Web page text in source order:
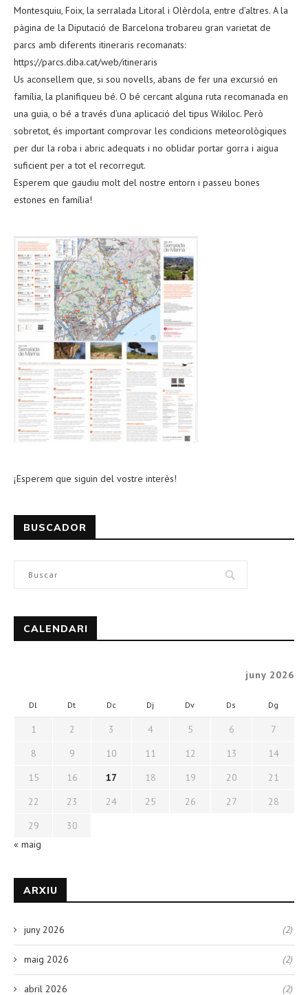
Montesquiu, Foix, la serralada Litoral i Olèrdola, entre d’altres. A la
pàgina de la Diputació de Barcelona trobareu gran varietat de
parcs amb diferents itineraris recomanats:
https://parcs.diba.cat/web/itineraris
Us aconsellem que, si sou novells, abans de fer una excursió en
família, la planifiqueu bé. O bé cercant alguna ruta recomanada en
una guia, o bé a través d’una aplicació del tipus Wikiloc. Però
sobretot, és important comprovar les condicions meteorològiques
per dur la roba i abric adequats i no oblidar portar gorra i aigua
suficient per a tot el recorregut.
Esperem que gaudiu molt del nostre entorn i passeu bones
estones en família!
¡Esperem que siguin del vostre interès!
BUSCADOR
CALENDARI
juny 2026
Dl Dt Dc Dj Dv Ds Dg
1 2 3 4 5 6
7
8
9 10 11 12 13
14
15
16 17 18 19 20
21
22
23 24 25 26 27
28
29
30
« maig
ARXIU
juny 2026 (2)
maig 2026 (2)
abril 2026 (2)